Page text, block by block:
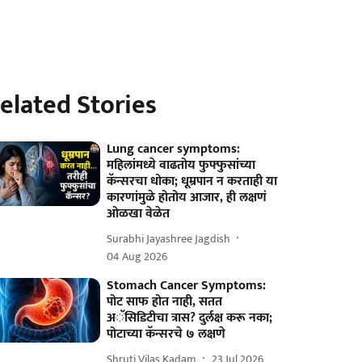
Stories
Lung cancer symptoms:
महिलांमध्ये वाढतोय फुफ्फुसांच्या
कॅन्सरचा धोका; धूम्रपान न करताही या
कारणांमुळे होतोय आजार, ही लक्षणं
ओळखा वेळेत
Surabhi Jayashree Jagdish
04 Aug 2026
Stomach Cancer Symptoms:
पोट साफ होत नाही, सतत
अॅसिडिटीचा त्रास? दुर्लक्ष करू नका;
पोटाच्या कॅन्सरचे ७ लक्षणे